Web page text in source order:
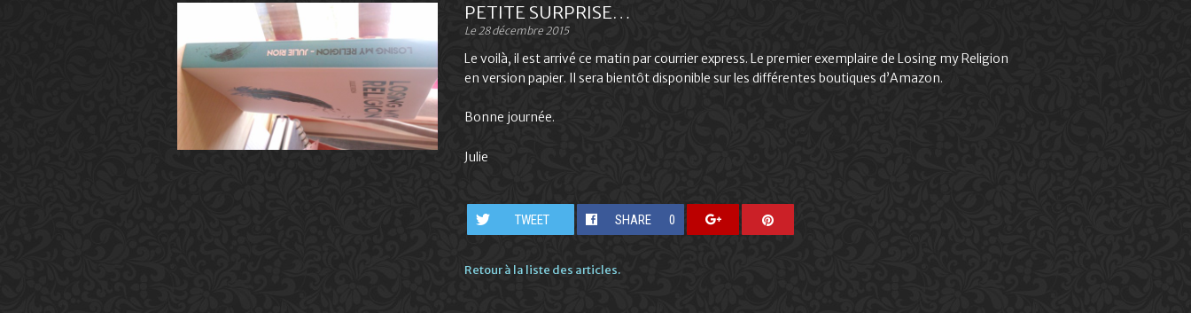
PETITE SURPRISE…
Le 28 décembre 2015
Le voilà, il est arrivé ce matin par courrier express. Le premier exemplaire de Losing my Religion
en version papier. Il sera bientôt disponible sur les différentes boutiques d’Amazon.
Bonne journée.
Julie
TWEET SHARE 0
Retour à la liste des articles.